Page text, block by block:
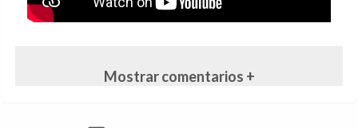
Mostrar comentarios +